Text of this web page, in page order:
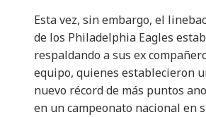
Esta vez, sin embargo, el
de los Philadelphia Eagles
respaldando a sus ex
equipo, quienes establecieron
nuevo récord de más puntos
en un campeonato nacional en